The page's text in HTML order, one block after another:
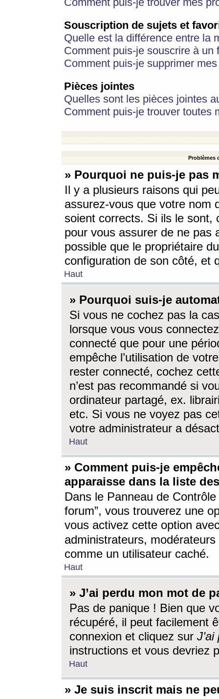
Souscription de sujets et
Quelle est la différence entre la
Comment puis-je souscrire à
Comment puis-je supprimer
Pièces jointes
Quelles sont les pièces jointes
Comment puis-je trouver toutes
Problèmes
» Pourquoi ne puis-je pas
Il y a plusieurs raisons qui
assurez-vous que votre nom
soient corrects. Si ils le sont,
pour vous assurer de ne pas
possible que le propriétaire
configuration de son côté, et
Haut
» Pourquoi suis-je
Si vous ne cochez pas la
lorsque vous vous
connecté que pour une
empêche l’utilisation de
rester connecté, cochez
n’est pas recommandé si
ordinateur partagé, ex.
etc. Si vous ne voyez pas
votre administrateur a
Haut
» Comment puis-je
apparaisse dans la liste
Dans le Panneau de
forum”, vous trouverez une
vous activez cette option
administrateurs,
comme un utilisateur caché.
Haut
» J’ai perdu mon mot de
Pas de panique ! Bien que
récupéré, il peut facilement
connexion et cliquez sur
instructions et vous devriez
Haut
» Je suis inscrit mais ne